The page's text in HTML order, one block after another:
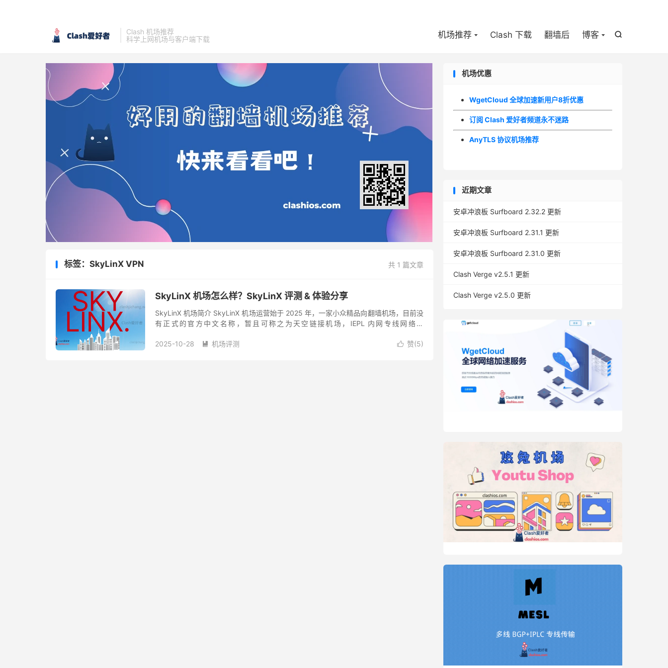
Clash 机场推荐
科学上网机场与客户端下载

机场推荐 Clash 下载 翻墙后 博客
共 1 篇文章
标签：SkyLinX VPN
SkyLinX 机场怎么样？SkyLinX 评测 & 体验分享
SkyLinX 机场简介 SkyLinX 机场运营始于 2025 年，一家小众精品向翻墙机场，目前没
有正式的官方中文名称，暂且可称之为天空链接机场，IEPL 内网专线网络的
 赞(5)
2025-10-28  机场评测
机场优惠
WgetCloud 全球加速新用户8折优惠
订阅 Clash 爱好者频道永不迷路
AnyTLS 协议机场推荐
近期文章
安卓冲浪板 Surfboard 2.32.2 更新
安卓冲浪板 Surfboard 2.31.1 更新
安卓冲浪板 Surfboard 2.31.0 更新
Clash Verge v2.5.1 更新
Clash Verge v2.5.0 更新